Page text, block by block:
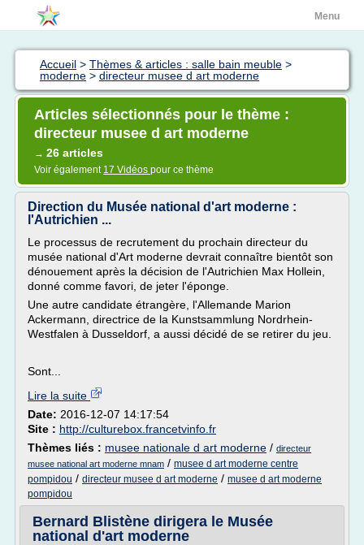
Menu
Accueil > Thèmes & articles : salle bain meuble >
moderne > directeur musee d art moderne
Articles sélectionnés pour le thème :
directeur musee d art moderne
→ 26 articles
Voir également 17 Vidéos pour ce thème
Direction du Musée national d'art moderne :
l'Autrichien ...
Le processus de recrutement du prochain directeur du
musée national d'Art moderne devrait connaître bientôt son
dénouement après la décision de l'Autrichien Max Hollein,
donné comme favori, de jeter l'éponge.
Une autre candidate étrangère, l'Allemande Marion
Ackermann, directrice de la Kunstsammlung Nordrhein-
Westfalen à Dusseldorf, a aussi décidé de se retirer du jeu.
Sont...
Lire la suite
Date: 2016-12-07 14:17:54
Site : http://culturebox.francetvinfo.fr
Thèmes liés : musee nationale d art moderne / directeur
musee national art moderne mnam / musee d art moderne centre
pompidou / directeur musee d art moderne / musee d art moderne
pompidou
Bernard Blistène dirigera le Musée
national d'art moderne